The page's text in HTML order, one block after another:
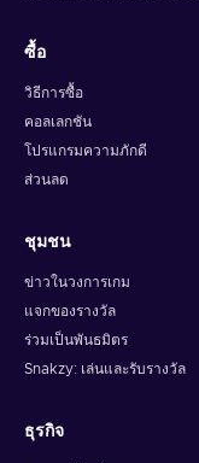
ซื้อ
วิธีการซื้อ
คอลเลกชัน
โปรแกรมความภักดี
ส่วนลด
ชุมชน
ข่าวในวงการเกม
แจกของรางวัล
ร่วมเป็นพันธมิตร
Snakzy: เล่นและรับรางวัล
ธุรกิจ